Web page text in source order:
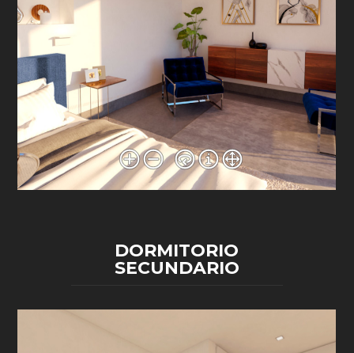
DORMITORIO
SECUNDARIO